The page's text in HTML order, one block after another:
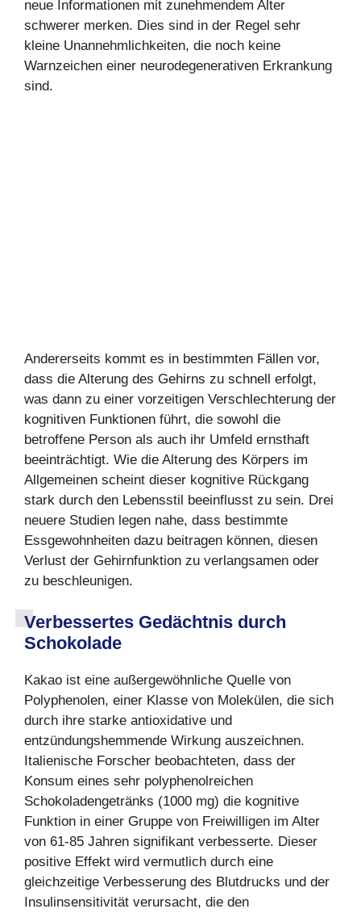
neue Informationen mit zunehmendem Alter
schwerer merken. Dies sind in der Regel sehr
kleine Unannehmlichkeiten, die noch keine
Warnzeichen einer neurodegenerativen Erkrankung
sind.
Andererseits kommt es in bestimmten Fällen vor,
dass die Alterung des Gehirns zu schnell erfolgt,
was dann zu einer vorzeitigen Verschlechterung der
kognitiven Funktionen führt, die sowohl die
betroffene Person als auch ihr Umfeld ernsthaft
beeinträchtigt. Wie die Alterung des Körpers im
Allgemeinen scheint dieser kognitive Rückgang
stark durch den Lebensstil beeinflusst zu sein. Drei
neuere Studien legen nahe, dass bestimmte
Essgewohnheiten dazu beitragen können, diesen
Verlust der Gehirnfunktion zu verlangsamen oder
zu beschleunigen.
Verbessertes Gedächtnis durch
Schokolade
Kakao ist eine außergewöhnliche Quelle von
Polyphenolen, einer Klasse von Molekülen, die sich
durch ihre starke antioxidative und
entzündungshemmende Wirkung auszeichnen.
Italienische Forscher beobachteten, dass der
Konsum eines sehr polyphenolreichen
Schokoladengetränks (1000 mg) die kognitive
Funktion in einer Gruppe von Freiwilligen im Alter
von 61-85 Jahren signifikant verbesserte. Dieser
positive Effekt wird vermutlich durch eine
gleichzeitige Verbesserung des Blutdrucks und der
Insulinsensitivität verursacht, die den